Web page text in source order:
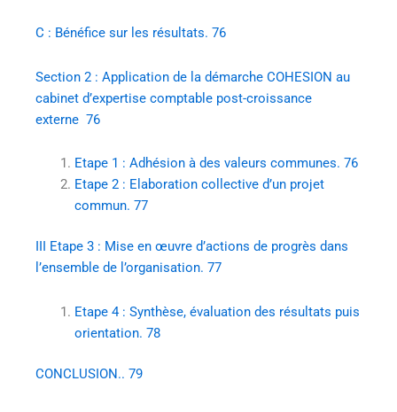
C : Bénéfice sur les résultats. 76
Section 2 : Application de la démarche COHESION au
cabinet d’expertise comptable post-croissance
externe 76
Etape 1 : Adhésion à des valeurs communes. 76
Etape 2 : Elaboration collective d’un projet
commun. 77
III Etape 3 : Mise en œuvre d’actions de progrès dans
l’ensemble de l’organisation. 77
Etape 4 : Synthèse, évaluation des résultats puis
orientation. 78
CONCLUSION.. 79